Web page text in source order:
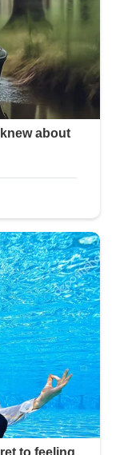
હનીમૂન
પર
નીકળી
અભિનેત્રી
જાવેદ,
હાલમાં
તસવીર
સામે…